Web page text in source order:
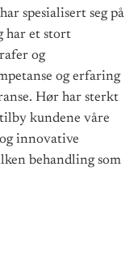
spesialisert seg på
har et stort
og
og erfaring
Hør har sterkt
kundene våre
innovative
behandling som